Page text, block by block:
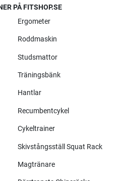
PÅ FITSHOP.SE
Ergometer
Roddmaskin
Studsmattor
Träningsbänk
Hantlar
Recumbentcykel
Cykeltrainer
Skivstångsställ Squat Rack
Magtränare